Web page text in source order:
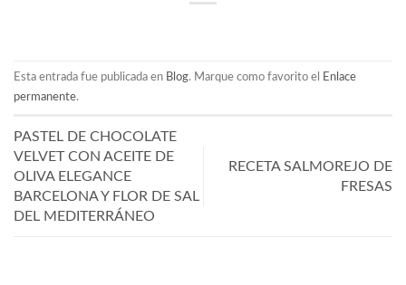
Esta entrada fue publicada en Blog. Marque como favorito el
Enlace
permanente.
PASTEL DE CHOCOLATE
VELVET CON ACEITE DE
OLIVA ELEGANCE
BARCELONA Y FLOR DE SAL
DEL MEDITERRÁNEO
RECETA SALMOREJO DE
FRESAS